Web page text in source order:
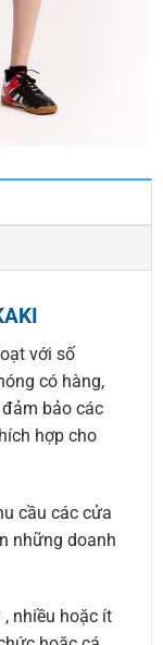
với số
có hàng,
bảo các
hợp cho
cầu các cửa
những doanh
nhiều hoặc ít